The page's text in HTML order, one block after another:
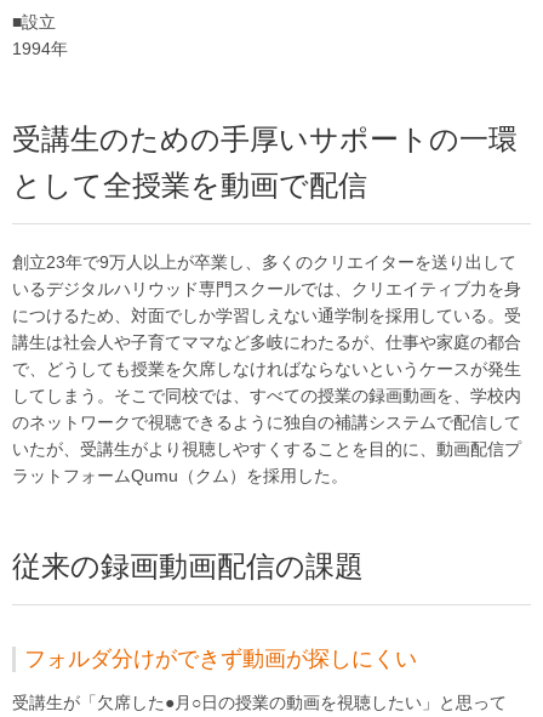
■設立
1994年
受講生のための手厚いサポートの一環
として全授業を動画で配信
創立23年で9万人以上が卒業し、多くのクリエイターを送り出して
いるデジタルハリウッド専門スクールでは、クリエイティブ力を身
につけるため、対面でしか学習しえない通学制を採用している。受
講生は社会人や子育てママなど多岐にわたるが、仕事や家庭の都合
で、どうしても授業を欠席しなければならないというケースが発生
してしまう。そこで同校では、すべての授業の録画動画を、学校内
のネットワークで視聴できるように独自の補講システムで配信して
いたが、受講生がより視聴しやすくすることを目的に、動画配信プ
ラットフォームQumu（クム）を採用した。
従来の録画動画配信の課題
フォルダ分けができず動画が探しにくい
受講生が「欠席した●月○日の授業の動画を視聴したい」と思って